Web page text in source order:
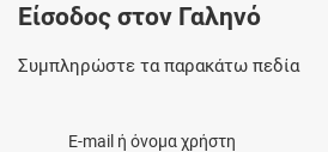
Είσοδος στον Γαληνό
Συμπληρώστε τα παρακάτω πεδία
E-mail ή όνομα χρήστη